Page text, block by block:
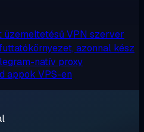
üzemeltetésű VPN szerver
azonnal kész
natív proxy
appok VPS-en